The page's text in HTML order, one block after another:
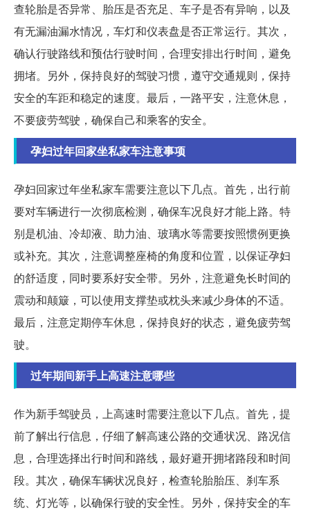
查轮胎是否异常、胎压是否充足、车子是否有异响，以及
有无漏油漏水情况，车灯和仪表盘是否正常运行。其次，
确认行驶路线和预估行驶时间，合理安排出行时间，避免
拥堵。另外，保持良好的驾驶习惯，遵守交通规则，保持
安全的车距和稳定的速度。最后，一路平安，注意休息，
不要疲劳驾驶，确保自己和乘客的安全。
孕妇过年回家坐私家车注意事项
孕妇回家过年坐私家车需要注意以下几点。首先，出行前
要对车辆进行一次彻底检测，确保车况良好才能上路。特
别是机油、冷却液、助力油、玻璃水等需要按照惯例更换
或补充。其次，注意调整座椅的角度和位置，以保证孕妇
的舒适度，同时要系好安全带。另外，注意避免长时间的
震动和颠簸，可以使用支撑垫或枕头来减少身体的不适。
最后，注意定期停车休息，保持良好的状态，避免疲劳驾
驶。
过年期间新手上高速注意哪些
作为新手驾驶员，上高速时需要注意以下几点。首先，提
前了解出行信息，仔细了解高速公路的交通状况、路况信
息，合理选择出行时间和路线，最好避开拥堵路段和时间
段。其次，确保车辆状况良好，检查轮胎胎压、刹车系
统、灯光等，以确保行驶的安全性。另外，保持安全的车